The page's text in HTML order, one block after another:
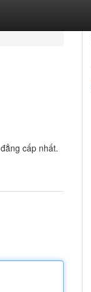
cấp nhất.